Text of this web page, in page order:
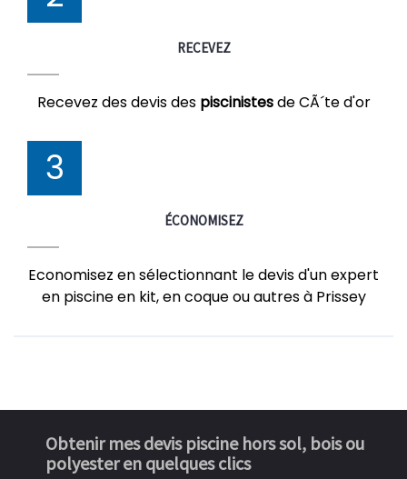
RECEVEZ
Recevez des devis des piscinistesde CÃ´te d'or
3
ÉCONOMISEZ
Economisez en sélectionnant le devis d'un expert
en piscine en kit, en coque ou autres à Prissey
Obtenir mes devis piscine hors sol, bois ou
polyester en quelques clics